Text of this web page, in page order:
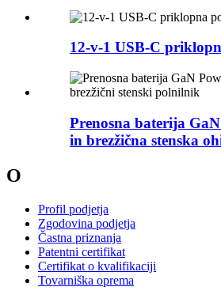
12-v-1 USB-C
Prenosna baterija
in brezžična stenska
O
Profil podjetja
Zgodovina podjetja
Častna priznanja
Patentni certifikat
Certifikat o kvalifikaciji
Tovarniška oprema